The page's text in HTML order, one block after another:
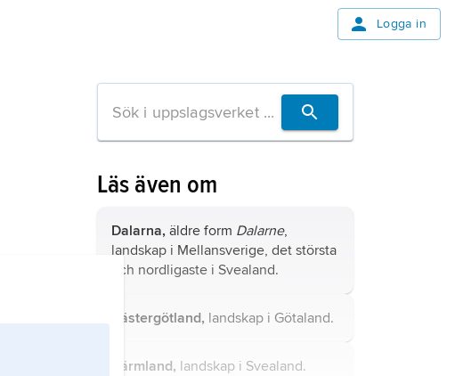
Logga in
Läs även om
Dalarna,äldre form Dalarne,
landskap i Mellansverige, det största
och nordligaste i Svealand.
Västergötland, landskap i Götaland.
Värmland, landskap i Svealand.